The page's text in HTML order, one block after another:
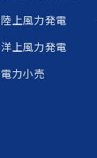
陸上風力発電
洋上風力発電
電力小売